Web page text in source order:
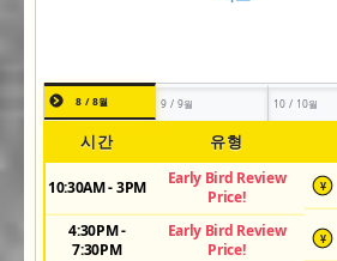
8 / 8월 9 / 9월 10 / 10월
시간 유형
10:30AM - 3PM
Early Bird Review
Price!
¥
4:30PM -
7:30PM
Early Bird Review
Price!
¥